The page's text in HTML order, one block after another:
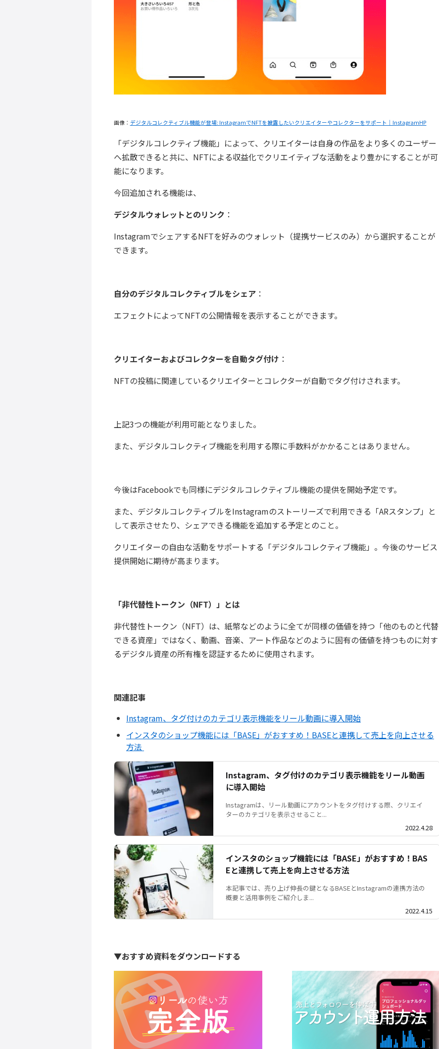
画像： デジタルコレクティブル機能が登場: InstagramでNFTを披露したいクリエイターやコレクターをサポート｜InstagramHP
「デジタルコレクティブ機能」によって、クリエイターは自身の作品をより多くのユーザー
へ拡散できると共に、NFTによる収益化でクリエイティブな活動をより豊かにすることが可
能になります。
今回追加される機能は、
デジタルウォレットとのリンク ：
InstagramでシェアするNFTを好みのウォレット（提携サービスのみ）から選択することが
できます。
自分のデジタルコレクティブルをシェア：
エフェクトによってNFTの公開情報を表示することができます。
クリエイターおよびコレクターを自動タグ付け ：
NFTの投稿に関連しているクリエイターとコレクターが自動でタグ付けされます。
上記3つの機能が利用可能となりました。
また、デジタルコレクティブ機能を利用する際に手数料がかかることはありません。
今後はFacebookでも同様にデジタルコレクティブル機能の提供を開始予定です。
また、デジタルコレクティブルをInstagramのストーリーズで利用できる「ARスタンプ」と
して表示させたり、シェアできる機能を追加する予定とのこと。
クリエイターの自由な活動をサポートする「デジタルコレクティブ機能」。今後のサービス
提供開始に期待が高まります。
「非代替性トークン（NFT）」とは
非代替性トークン（NFT）は、紙幣などのように全てが同様の価値を持つ「他のものと代替
できる資産」ではなく、動画、音楽、アート作品などのように固有の価値を持つものに対す
るデジタル資産の所有権を認証するために使用されます。
関連記事
Instagram、タグ付けのカテゴリ表示機能をリール動画に導入開始
インスタのショップ機能には「BASE」がおすすめ！BASEと連携して売上を向上させる
方法
Instagram、タグ付けのカテゴリ表示機能をリール動画
に導入開始
2022.4.28
Instagramは、リール動画にアカウントをタグ付けする際、クリエイ
ターのカテゴリを表示させること...
インスタのショップ機能には「BASE」がおすすめ！BAS
Eと連携して売上を向上させる方法
2022.4.15
本記事では、売り上げ伸長の鍵となるBASEとInstagramの連携方法の
概要と活用事例をご紹介しま...
▼おすすめ資料をダウンロードする